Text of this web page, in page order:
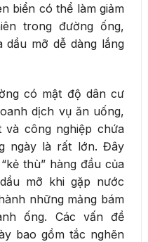
biển có thể làm giảm
trong đường ống,
dầu mỡ dễ dàng lắng
có mật độ dân cư
dịch vụ ăn uống,
và công nghiệp chứa
ngày là rất lớn. Đây
thù” hàng đầu của
mỡ khi gặp nước
những mảng bám
ống. Các vấn đề
bao gồm tắc nghẽn